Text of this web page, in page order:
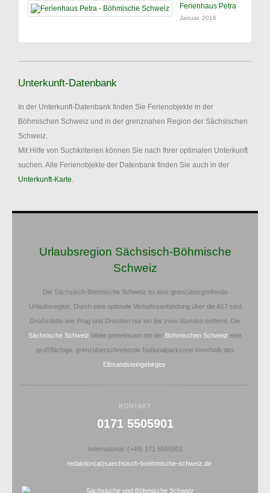
Ferienhaus Petra
Januar, 2016
Unterkunft-Datenbank
In der Unterkunft-Datenbank finden Sie Ferienobjekte in der
Böhmischen Schweiz und in der grenznahen Region der Sächsischen
Schweiz.
Mit Hilfe von Suchkriterien können Sie nach Ihrer optimalen Unterkunft
suchen. Alle Ferienobjekte der Datenbank finden Sie auch in der
Unterkunft-Karte.
Urlaubsregion Sächsisch-Böhmische
Schweiz
Die Sächsisch-Böhmische Schweiz ist eine grenzübergreifende
Urlaubsregion. Durch eine optimale Verkehrsanbindung über die A17 sind
Großstädte wie Prag und Dresden nur ein bis zwei Stunden entfernt. Die
Sächsische Schweiz bildet gemeinsam mit der Böhmischen Schweiz eine
großflächige, grenzüberschreitende Nationalparkzone innerhalb des
Elbsandsteingebirges
KONTAKT
0171 5505901
International: (+49) 171 5505901
redaktion(at)saechsisch-boehmische-schweiz.de